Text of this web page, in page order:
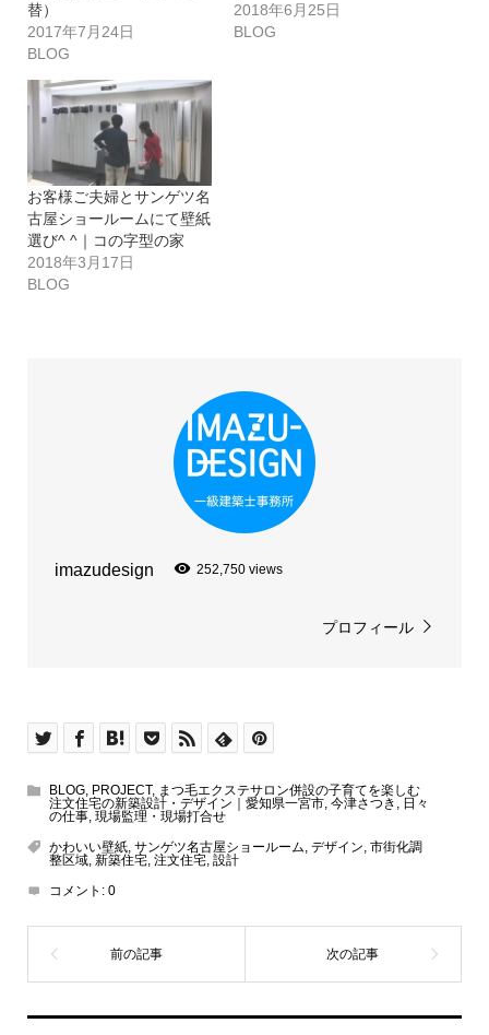
替）
2017年7月24日
BLOG
2018年6月25日
BLOG
お客様ご夫婦とサンゲツ名
古屋ショールームにて壁紙
選び^ ^｜コの字型の家
2018年3月17日
BLOG
imazudesign 252,750 views
プロフィール
BLOG, PROJECT, まつ毛エクステサロン併設の子育てを楽しむ
注文住宅の新築設計・デザイン｜愛知県一宮市, 今津さつき , 日々
の仕事, 現場監理・現場打合せ
かわいい壁紙, サンゲツ名古屋ショールーム, デザイン, 市街化調
整区域, 新築住宅, 注文住宅, 設計
コメント: 0